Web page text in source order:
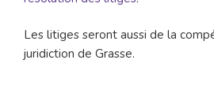
Les litiges seront aussi de la
juridiction de Grasse.